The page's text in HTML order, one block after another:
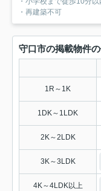
・再建築不可
守口市の掲載物件
1R～1K
1DK～1LDK
2K～2LDK
3K～3LDK
4K～4LDK以上